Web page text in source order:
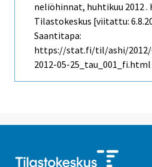
neliöhinnat, huhtikuu 2012 .
Tilastokeskus [viitattu:
Saantitapa:
https://stat.fi/til/ashi/2012/
2012-05-25_tau_001_fi.html